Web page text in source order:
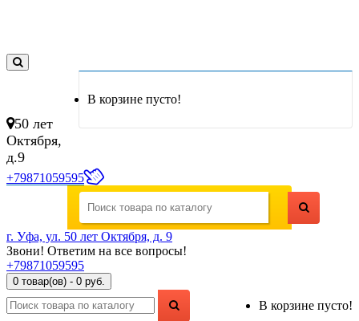
В корзине пусто!
50 лет
Октября,
д.9
+79871059595
г. Уфа, ул. 50 лет Октября, д. 9
Звони! Ответим на все вопросы!
+79871059595
0 товар(ов) - 0 руб.
В корзине пусто!